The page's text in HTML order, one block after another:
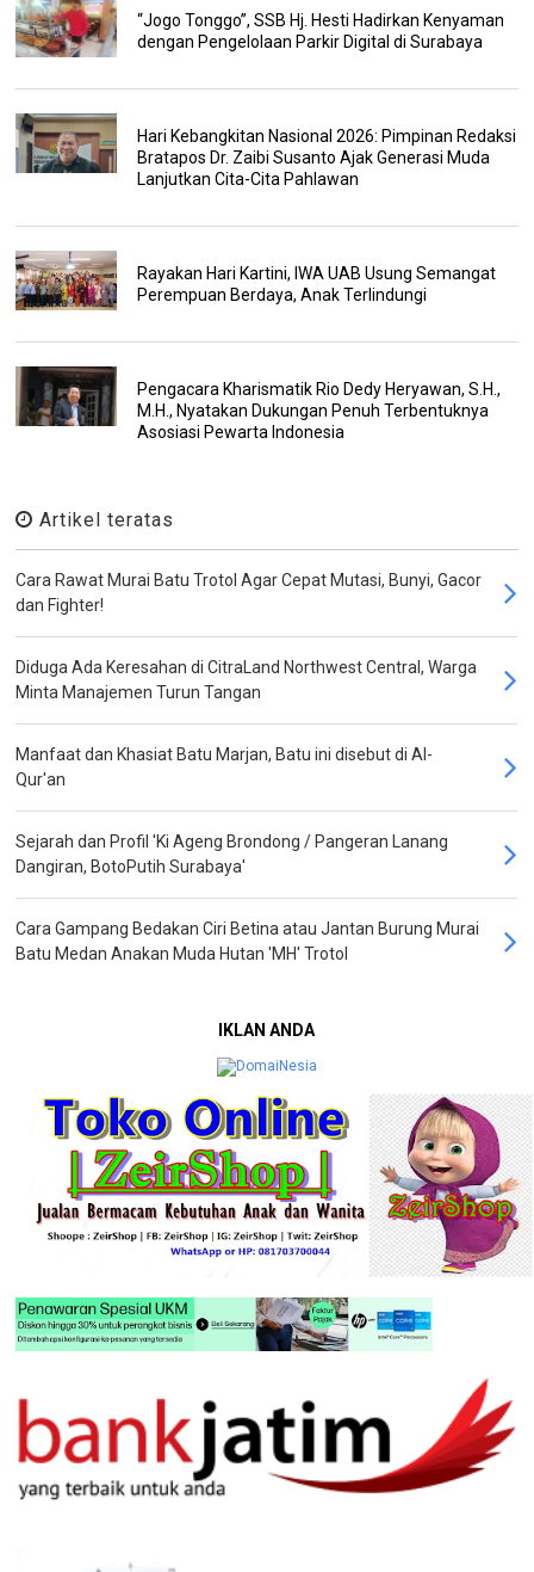
“Jogo Tonggo”, SSB Hj. Hesti Hadirkan Kenyaman
dengan Pengelolaan Parkir Digital di Surabaya
Hari Kebangkitan Nasional 2026: Pimpinan Redaksi
Bratapos Dr. Zaibi Susanto Ajak Generasi Muda
Lanjutkan Cita-Cita Pahlawan
Rayakan Hari Kartini, IWA UAB Usung Semangat
Perempuan Berdaya, Anak Terlindungi
Pengacara Kharismatik Rio Dedy Heryawan, S.H.,
M.H., Nyatakan Dukungan Penuh Terbentuknya
Asosiasi Pewarta Indonesia
Artikel teratas
Cara Rawat Murai Batu Trotol Agar Cepat Mutasi, Bunyi, Gacor
dan Fighter!
Diduga Ada Keresahan di CitraLand Northwest Central, Warga
Minta Manajemen Turun Tangan
Manfaat dan Khasiat Batu Marjan, Batu ini disebut di Al-
Qur'an
Sejarah dan Profil 'Ki Ageng Brondong / Pangeran Lanang
Dangiran, BotoPutih Surabaya'
Cara Gampang Bedakan Ciri Betina atau Jantan Burung Murai
Batu Medan Anakan Muda Hutan 'MH' Trotol
IKLAN ANDA